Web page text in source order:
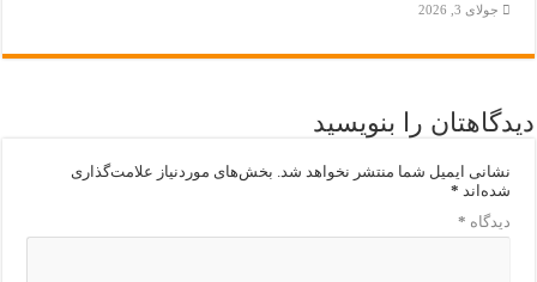
جولای 3, 2026
دیدگاهتان را بنویسید
نشانی ایمیل شما منتشر نخواهد شد. بخش‌های موردنیاز علامت‌گذاری
شده‌اند *
دیدگاه *